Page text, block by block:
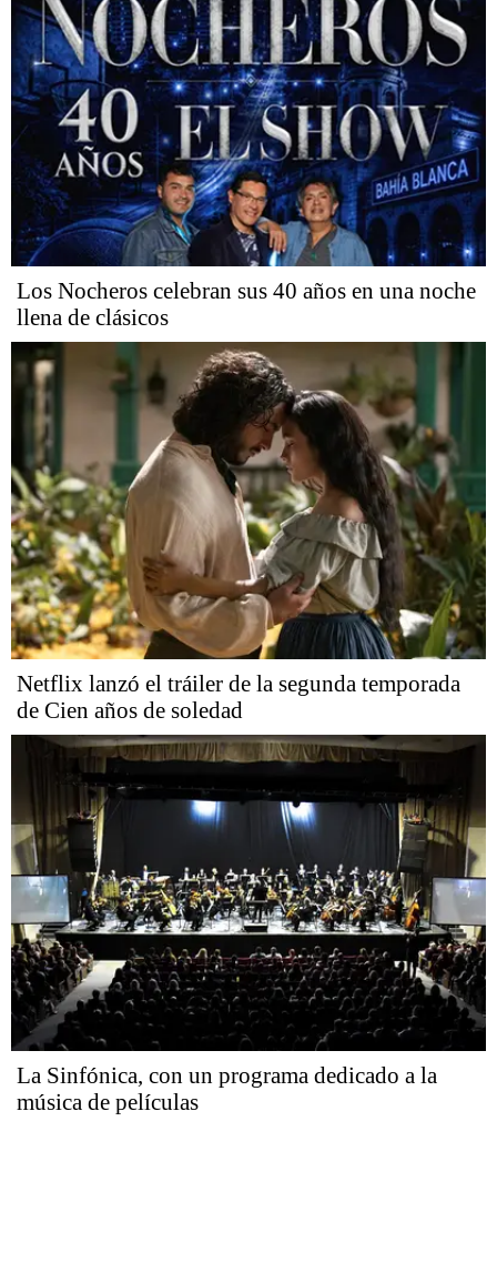
Los Nocheros celebran sus 40 años en una noche
llena de clásicos
Netflix lanzó el tráiler de la segunda temporada
de Cien años de soledad
La Sinfónica, con un programa dedicado a la
música de películas